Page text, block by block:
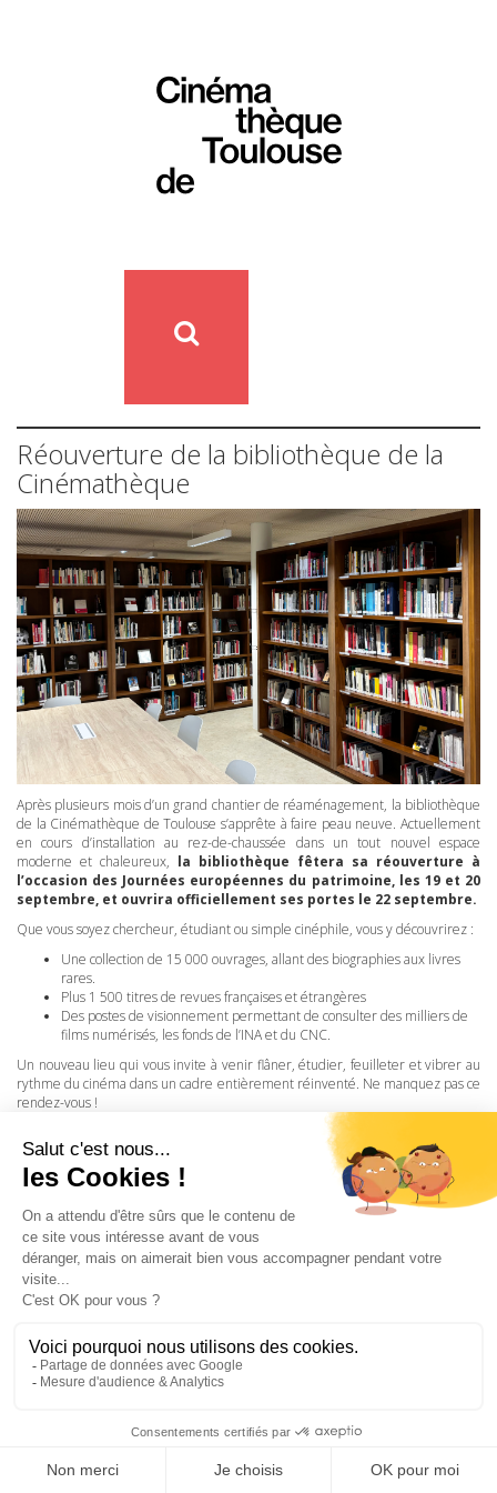
Réouverture de la bibliothèque de la
Cinémathèque
Après plusieurs mois d’un grand chantier de réaménagement, la bibliothèque
de la Cinémathèque de Toulouse s’apprête à faire peau neuve. Actuellement
en cours d’installation au rez-de-chaussée dans un tout nouvel espace
moderne et chaleureux, la bibliothèque fêtera sa réouverture à
l’occasion des Journées européennes du patrimoine, les 19 et 20
septembre, et ouvrira officiellement ses portes le 22 septembre.
Que vous soyez chercheur, étudiant ou simple cinéphile, vous y découvrirez :
Une collection de 15 000 ouvrages, allant des biographies aux livres
rares.
Plus 1 500 titres de revues françaises et étrangères
Des postes de visionnement permettant de consulter des milliers de
films numérisés, les fonds de l’INA et du CNC.
Un nouveau lieu qui vous invite à venir flâner, étudier, feuilleter et vibrer au
rythme du cinéma dans un cadre entièrement réinventé. Ne manquez pas ce
rendez-vous !
LA CINÉMATHÈQUE · CONTACTS · LETTRE D'INFORMATION ·
PARTENAIRES
MENTIONS LÉGALES
La Cinémathèque de Toulouse
La Cinémathèque de Toulouse © 2015. Tous droits réservés.